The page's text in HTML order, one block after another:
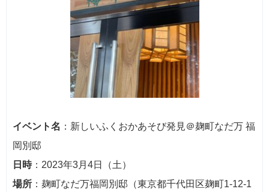
イベント名 ：新しいふくおかあそび発見＠麹町なだ万 福
岡別邸
日時：2023年3月4日（土）
場所 ：麹町なだ万福岡別邸（東京都千代田区麹町1-12-1